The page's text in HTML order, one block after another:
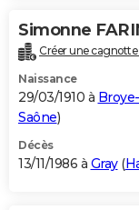
Simonne
Créer une cagnotte
Naissance
29/03/1910 à
Saône)
Décès
13/11/1986 à Gray(